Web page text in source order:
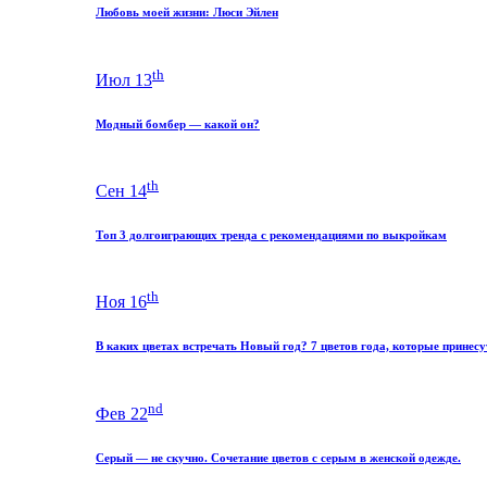
Любовь моей жизни: Люси Эйлен
Июл 13th
Модный бомбер — какой он?
Сен 14th
Топ 3 долгоиграющих тренда с рекомендациями по выкройкам
Ноя 16th
В каких цветах встречать Новый год? 7 цветов года, которые
Фев 22nd
Серый — не скучно. Сочетание цветов с серым в женской одежде.